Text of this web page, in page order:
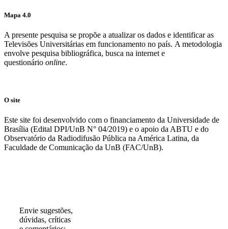
Mapa 4.0
A presente pesquisa se propõe a atualizar os dados e identificar as
Televisões Universitárias em funcionamento no país. A metodologia
envolve pesquisa bibliográfica, busca na internet e
questionário online.
O site
Este site foi desenvolvido com o financiamento da Universidade de
Brasília (Edital DPI/UnB N° 04/2019) e o apoio da ABTU e do
Observatório da Radiodifusão Pública na América Latina, da
Faculdade de Comunicação da UnB (FAC/UnB).
Envie sugestões,
dúvidas, críticas